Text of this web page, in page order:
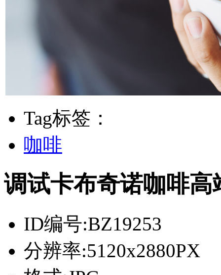
Tag标签：
咖啡
调试卡布奇诺咖啡
ID编号:BZ19253
分辨率:5120x2880PX